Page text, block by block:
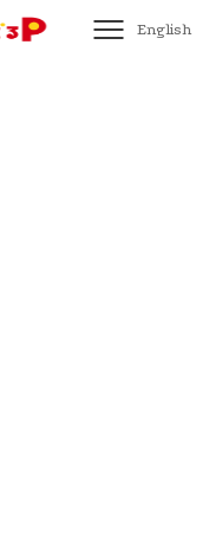
English